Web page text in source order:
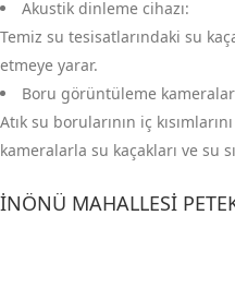
Akustik dinleme cihazı:
Temiz su tesisatlarındaki su
etmeye yarar.
Boru görüntüleme
Atık su borularının iç
kameralarla su kaçakları ve su
İNÖNÜ MAHALLESI